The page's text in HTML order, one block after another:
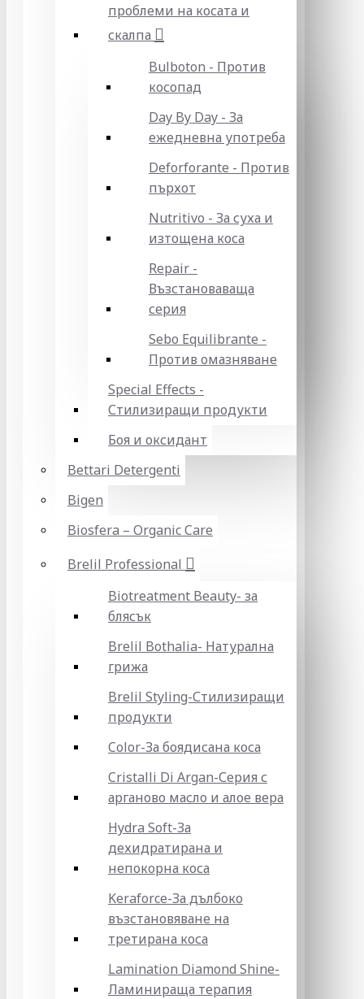
проблеми на косата и
скалпа
Bulboton - Против
косопад
Day By Day - За
ежедневна употреба
Deforforante - Против
пърхот
Nutritivo - За суха и
изтощена коса
Repair -
Възстановаваща
серия
Sebo Equilibrante -
Против омазняване
Special Effects -
Стилизиращи продукти
Боя и оксидант
Bettari Detergenti
Bigen
Biosfera – Organic Care
Brelil Professional
Biotreatment Beauty- за
блясък
Brelil Bothalia- Натурална
грижа
Brelil Styling-Стилизиращи
продукти
Color-За боядисана коса
Cristalli Di Argan-Серия с
арганово масло и алое вера
Hydra Soft-За
дехидратирана и
непокорна коса
Keraforce-За дълбоко
възстановяване на
третирана коса
Lamination Diamond Shine-
Ламинираща терапия